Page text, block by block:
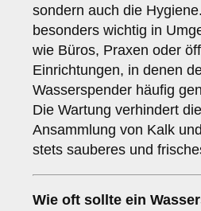
sondern auch die
besonders wichtig in
wie Büros, Praxen oder
Einrichtungen, in denen
Wasserspender häufig
Die Wartung verhindert die
Ansammlung von Kalk
stets sauberes und
Wie oft sollte ein